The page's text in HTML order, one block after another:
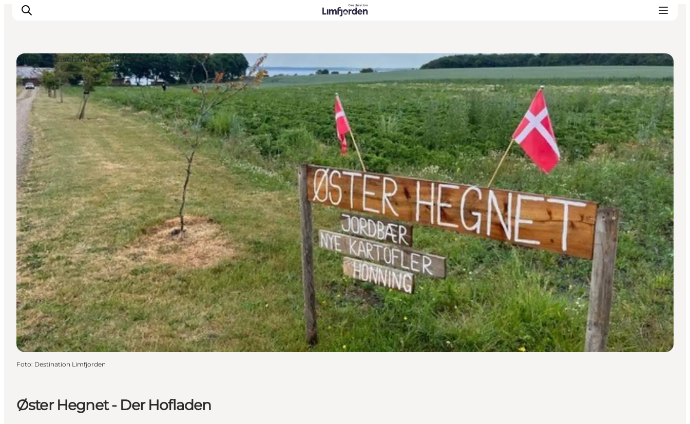
Øster Hegnet - Der Hofladen
Örtliche Geschmackserlebnisse
Foto: Destination Limfjorden